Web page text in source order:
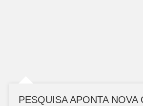
PESQUISA APONTA NOVA